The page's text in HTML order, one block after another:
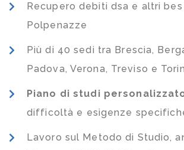
Recupero debiti dsa e altri
Polpenazze
Più di 40 sedi tra Brescia,
Padova, Verona, Treviso e
Piano di studi
difficoltà e esigenze
Lavoro sul Metodo di Studio,